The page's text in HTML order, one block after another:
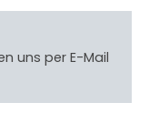
uns per E-Mail